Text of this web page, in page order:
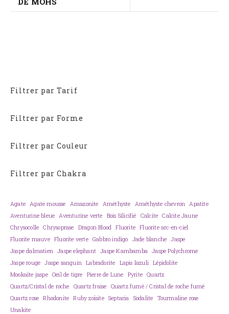
Filtrer par Tarif
Filtrer par Forme
Filtrer par Couleur
Filtrer par Chakra
Agate Agate mousse Amazonite Améthyste Améthyste chevron
Apatite
Aventurine bleue
Aventurine verte Bois Silicifié Calcite
Calcite Jaune
Chrysocolle
Chrysoprase Dragon Blood Fluorite Fluorite arc-en-ciel
Fluorite mauve Fluorite verte Gabbro indigo Jade blanche
Jaspe
Jaspe dalmatien
Jaspe elephant Jaspe Kambamba
Jaspe Polychrome
Jaspe rouge
Jaspe sanguin Labradorite Lapis lazuli
Lépidolite
Mookaïte jaspe Oeil de tigre Pierre de Lune Pyrite Quartz
Quartz/Cristal de roche
Quartz fraise
Quartz fumé / Cristal de roche fumé
Quartz rose
Rhodonite Ruby zoïsite Septaria Sodalite
Tourmaline rose
Unakite